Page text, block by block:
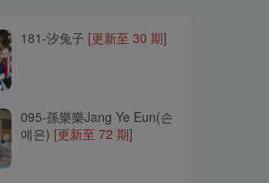
157-Tomoyo酱
[更新至 18
181-汐兔子 [更新至 30 期]
095-孫樂樂Jang Ye Eun(손
예은) [更新至 72 期]